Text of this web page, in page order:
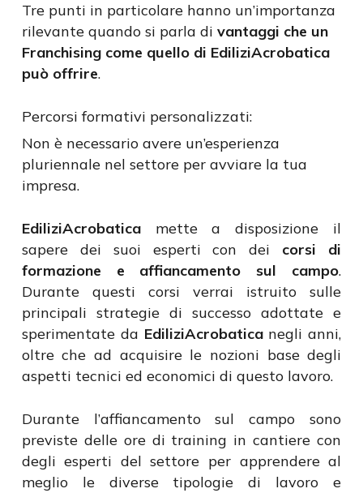
Tre punti in particolare hanno un’importanza
rilevante quando si parla di vantaggi che un
Franchising come quello di EdiliziAcrobatica
può offrire.
Percorsi formativi personalizzati:
Non è necessario avere un’esperienza
pluriennale nel settore per avviare la tua
impresa.
EdiliziAcrobaticamette a disposizione il
sapere dei suoi esperti con dei corsi di
formazione e affiancamento sul campo.
Durante questi corsi verrai istruito sulle
principali strategie di successo adottate e
sperimentate da EdiliziAcrobaticanegli anni,
oltre che ad acquisire le nozioni base degli
aspetti tecnici ed economici di questo lavoro.
Durante l’affiancamento sul campo sono
previste delle ore di training in cantiere con
degli esperti del settore per apprendere al
meglio le diverse tipologie di lavoro e